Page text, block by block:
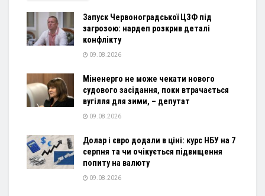
Запуск Червоноградської ЦЗФ під
загрозою: нардеп розкрив деталі
конфлікту
09.08.2026
Міненерго не може чекати нового
судового засідання, поки втрачається
вугілля для зими, – депутат
09.08.2026
Долар і євро додали в ціні: курс НБУ на 7
серпня та чи очікується підвищення
попиту на валюту
09.08.2026